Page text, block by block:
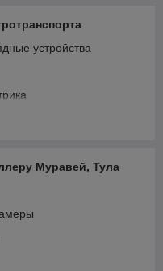
устройства
Муравей, Тула